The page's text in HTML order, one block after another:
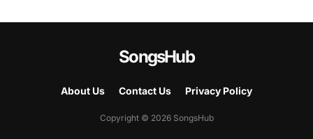
SongsHub
About Us Contact Us Privacy Policy
Copyright © 2026 SongsHub